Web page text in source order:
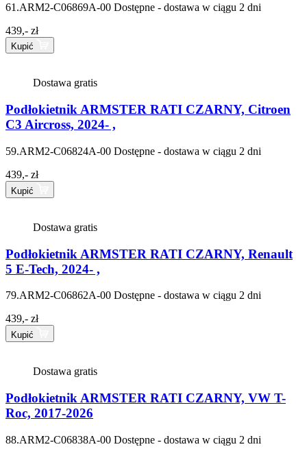
61.ARM2-C06869A-00 Dostępne - dostawa w ciągu 2 dni
439,- zł
Kupić
Dostawa gratis
Podłokietnik ARMSTER RATI CZARNY, Citroen
C3 Aircross, 2024- ,
59.ARM2-C06824A-00 Dostępne - dostawa w ciągu 2 dni
439,- zł
Kupić
Dostawa gratis
Podłokietnik ARMSTER RATI CZARNY, Renault
5 E-Tech, 2024- ,
79.ARM2-C06862A-00 Dostępne - dostawa w ciągu 2 dni
439,- zł
Kupić
Dostawa gratis
Podłokietnik ARMSTER RATI CZARNY, VW T-
Roc, 2017-2026
88.ARM2-C06838A-00 Dostępne - dostawa w ciągu 2 dni